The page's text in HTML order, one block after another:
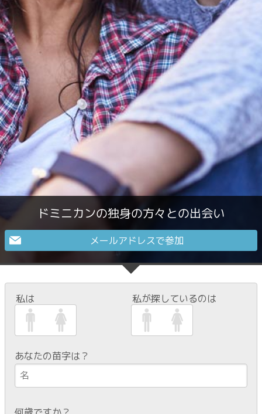
ドミニカンの独身の方々との出会い
メールアドレスで参加
私は 私が探しているのは
あなたの苗字は？